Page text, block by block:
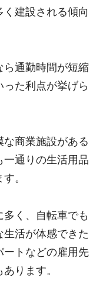
建設される傾向
ら通勤時間が短縮
た利点が挙げら
な商業施設がある
通りの生活用品
。
く、自転車でも
活が体感できた
ートなどの雇用先
ります。